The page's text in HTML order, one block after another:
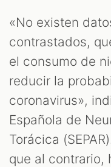
«No existen
contrastados,
el consumo de
reducir la
coronavirus»,
Española de
Torácica
que al contrario,